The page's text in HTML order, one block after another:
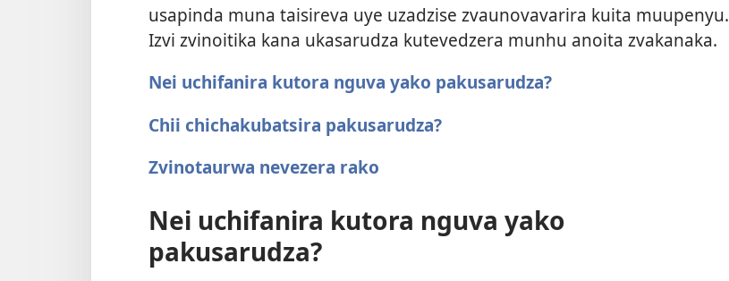
usapinda muna taisireva uye uzadzise zvaunovavarira kuita muupenyu.
Izvi zvinoitika kana ukasarudza kutevedzera munhu anoita zvakanaka.
Nei uchifanira kutora nguva yako pakusarudza?
Chii chichakubatsira pakusarudza?
Zvinotaurwa nevezera rako
Nei uchifanira kutora nguva yako
pakusarudza?